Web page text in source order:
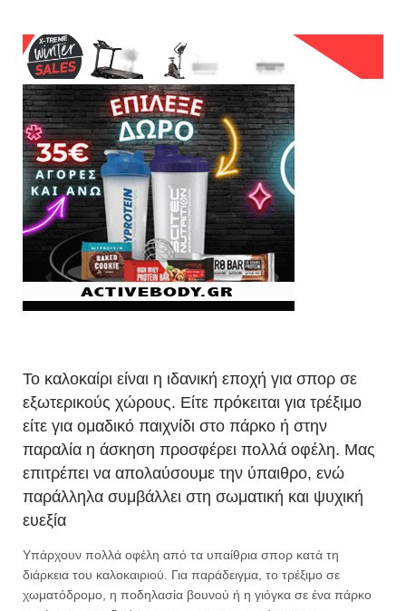
Το καλοκαίρι είναι η ιδανική εποχή για σπορ σε
εξωτερικούς χώρους. Είτε πρόκειται για τρέξιμο
είτε για ομαδικό παιχνίδι στο πάρκο ή στην
παραλία η άσκηση προσφέρει πολλά οφέλη. Μας
επιτρέπει να απολαύσουμε την ύπαιθρο, ενώ
παράλληλα συμβάλλει στη σωματική και ψυχική
ευεξία
Υπάρχουν πολλά οφέλη από τα υπαίθρια σπορ κατά τη
διάρκεια του καλοκαιριού. Για παράδειγμα, το τρέξιμο σε
χωματόδρομο, η ποδηλασία βουνού ή η γιόγκα σε ένα πάρκο